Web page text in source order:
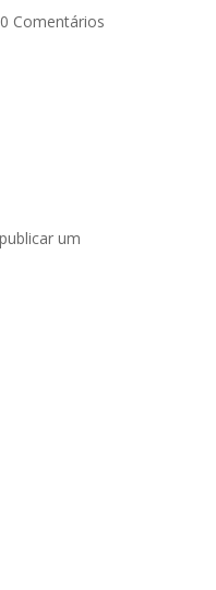
0 Comentários
um